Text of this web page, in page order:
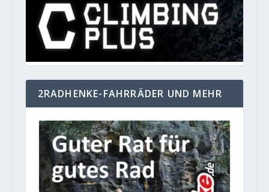
2RADHENKE-FAHRRÄDER UND MEHR